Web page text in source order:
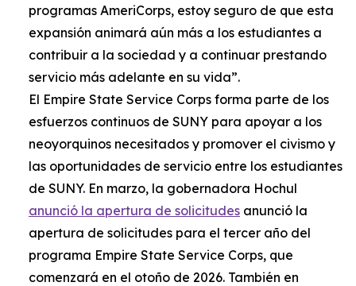
programas AmeriCorps, estoy seguro de que esta
expansión animará aún más a los estudiantes a
contribuir a la sociedad y a continuar prestando
servicio más adelante en su vida”.
El Empire State Service Corps forma parte de los
esfuerzos continuos de SUNY para apoyar a los
neoyorquinos necesitados y promover el civismo y
las oportunidades de servicio entre los estudiantes
de SUNY. En marzo, la gobernadora Hochul
anunció la apertura de solicitudes anunció la
apertura de solicitudes para el tercer año del
programa Empire State Service Corps, que
comenzará en el otoño de 2026. También en